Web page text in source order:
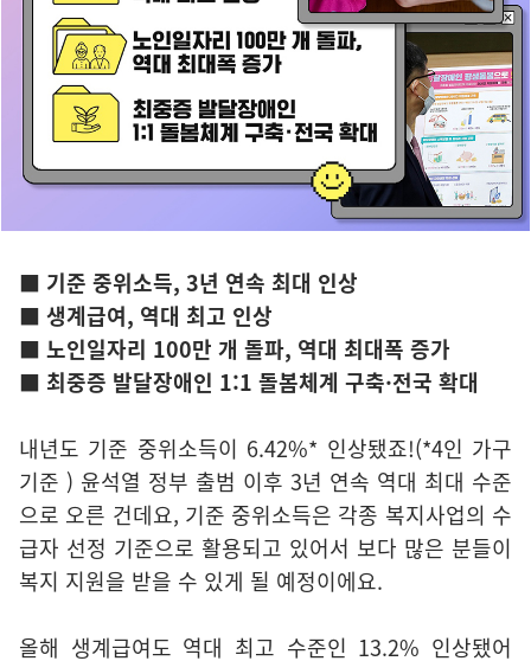
■ 기준 중위소득, 3년 연속 최대 인상
■ 생계급여, 역대 최고 인상
■ 노인일자리 100만 개 돌파, 역대 최대폭 증가
■ 최중증 발달장애인 1:1 돌봄체계 구축·전국 확대
내년도 기준 중위소득이 6.42%* 인상됐죠!(*4인 가구
기준 ) 윤석열 정부 출범 이후 3년 연속 역대 최대 수준
으로 오른 건데요, 기준 중위소득은 각종 복지사업의 수
급자 선정 기준으로 활용되고 있어서 보다 많은 분들이
복지 지원을 받을 수 있게 될 예정이에요.
올해 생계급여도 역대 최고 수준인 13.2% 인상됐어